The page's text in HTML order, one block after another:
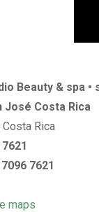
Beauty & spa
José Costa Rica
Costa Rica
7621
maps